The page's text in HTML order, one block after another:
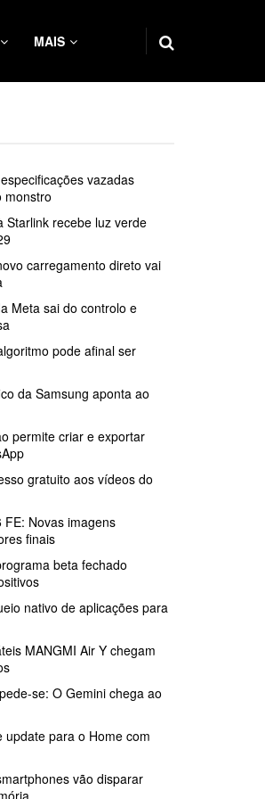
MAIS
vazadas
monstro
Starlink recebe luz verde
carregamento direto vai
Meta sai do controlo e
pode afinal ser
da Samsung aponta ao
permite criar e exportar
gratuito aos vídeos do
FE: Novas imagens
finais
beta fechado
nativo de aplicações para
MANGMI Air Y chegam
se: O Gemini chega ao
update para o Home com
vão disparar